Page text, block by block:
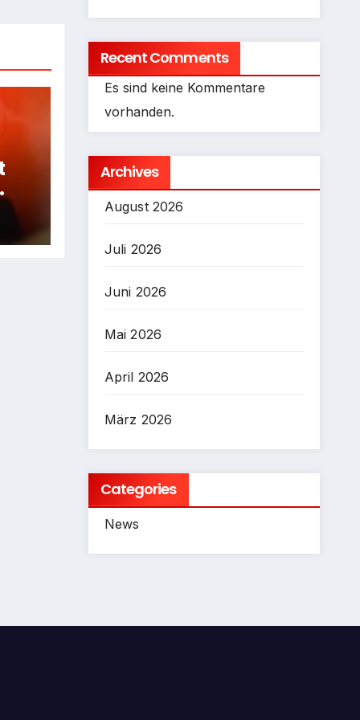
Recent Comments
Es sind keine Kommentare
vorhanden.
Archives
August 2026
Juli 2026
Juni 2026
Mai 2026
April 2026
März 2026
Categories
News